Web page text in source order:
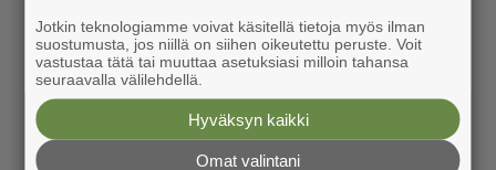
Jotkin teknologiamme voivat käsitellä tietoja myös ilman
suostumusta, jos niillä on siihen oikeutettu peruste. Voit
vastustaa tätä tai muuttaa asetuksiasi milloin tahansa
seuraavalla välilehdellä.
Hyväksyn kaikki
Omat valintani